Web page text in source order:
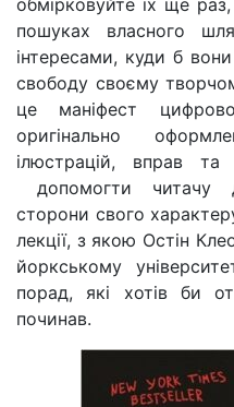
обмірковуйте їх ще раз,
пошуках власного
інтересами, куди б
свободу своєму
це маніфест
оригінально
ілюстрацій, вправ
допомогти читачу
сторони свого
лекції, з якою Остін
йоркському
порад, які хотів би
починав.